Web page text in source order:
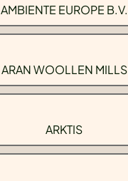
AMBIENTE EUROPE B.V.
ARAN WOOLLEN MILLS
ARKTIS